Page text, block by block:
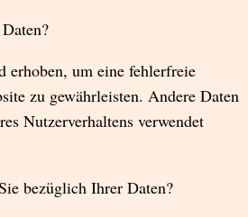
erhoben, um eine fehlerfreie
zu gewährleisten. Andere Daten
Nutzerverhaltens verwendet
bezüglich Ihrer Daten?